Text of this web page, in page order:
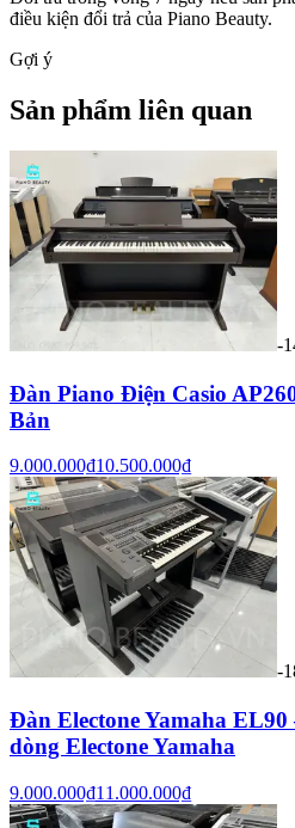
điều kiện đổi trả của Piano Beauty.
Gợi ý
Sản phẩm liên quan
-
Đàn Piano Điện Casio
Bản
9.000.000₫10.500.000₫
-
Đàn Electone Yamaha
dòng Electone Yamaha
9.000.000₫11.000.000₫